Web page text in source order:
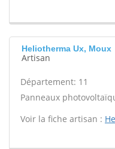
Heliotherma Ux, Moux
Artisan
Département: 11
Panneaux
Voir la fiche artisan :